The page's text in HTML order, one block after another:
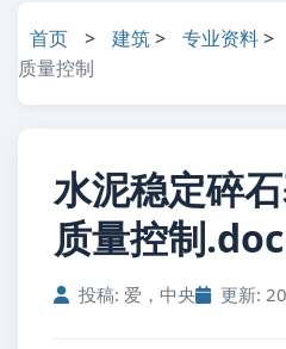
首页 > 建筑> 专业资料>
质量控制
水泥稳定碎
质量控制.doc
投稿: 爱，中央 更新: